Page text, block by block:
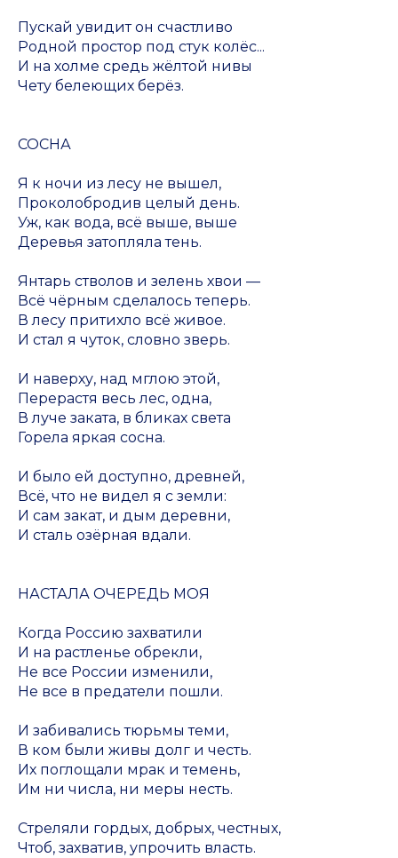
Пускай увидит он счастливо
Родной простор под стук колёс...
И на холме средь жёлтой нивы
Чету белеющих берёз.
СОСНА
Я к ночи из лесу не вышел,
Проколобродив целый день.
Уж, как вода, всё выше, выше
Деревья затопляла тень.
Янтарь стволов и зелень хвои —
Всё чёрным сделалось теперь.
В лесу притихло всё живое.
И стал я чуток, словно зверь.
И наверху, над мглою этой,
Перерастя весь лес, одна,
В луче заката, в бликах света
Горела яркая сосна.
И было ей доступно, древней,
Всё, что не видел я с земли:
И сам закат, и дым деревни,
И сталь озёрная вдали.
НАСТАЛА ОЧЕРЕДЬ МОЯ
Когда Россию захватили
И на растленье обрекли,
Не все России изменили,
Не все в предатели пошли.
И забивались тюрьмы теми,
В ком были живы долг и честь.
Их поглощали мрак и темень,
Им ни числа, ни меры несть.
Стреляли гордых, добрых, честных,
Чтоб, захватив, упрочить власть.